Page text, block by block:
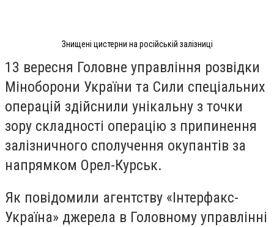
Знищені цистерни на російській залізниці
13 вересня Головне управління розвідки
Міноборони України та Сили спеціальних
операцій здійснили унікальну з точки
зору складності операцію з припинення
залізничного сполучення окупантів за
напрямком Орел-Курськ.
Як повідомили агентству «Інтерфакс-
Україна» джерела в Головному управлінні